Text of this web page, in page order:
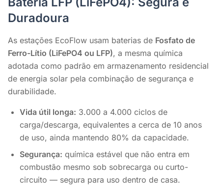
Duradoura
As estações EcoFlow usam baterias de Fosfato de
Ferro-Lítio (LiFePO4 ou LFP), a mesma química
adotada como padrão em armazenamento residencial
de energia solar pela combinação de segurança e
durabilidade.
Vida útil longa: 3.000 a 4.000 ciclos de
carga/descarga, equivalentes a cerca de 10 anos
de uso, ainda mantendo 80% da capacidade.
Segurança: química estável que não entra em
combustão mesmo sob sobrecarga ou curto-
circuito — segura para uso dentro de casa.